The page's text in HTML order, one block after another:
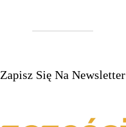
Zapisz Się Na Newsletter